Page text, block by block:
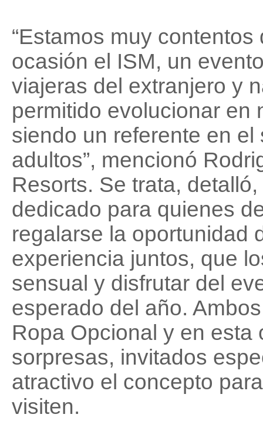
“Estamos muy
ocasión el ISM, un
viajeras del extranjero y
permitido evolucionar en
siendo un referente en
adultos”, mencionó
Resorts. Se trata,
dedicado para quienes
regalarse la oportunidad
experiencia juntos, que
sensual y disfrutar del
esperado del año.
Ropa Opcional y en esta
sorpresas, invitados
atractivo el concepto
visiten.